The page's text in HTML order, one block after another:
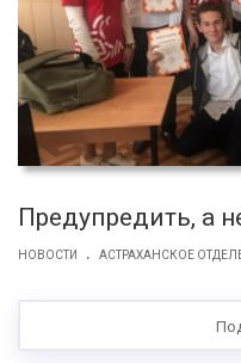
Предупредить, а
НОВОСТИ . АСТРАХАНСКОЕ